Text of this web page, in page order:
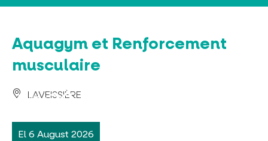
Aquagym et Renforcement
musculaire
LAVEISSIÈRE
El 6 August 2026